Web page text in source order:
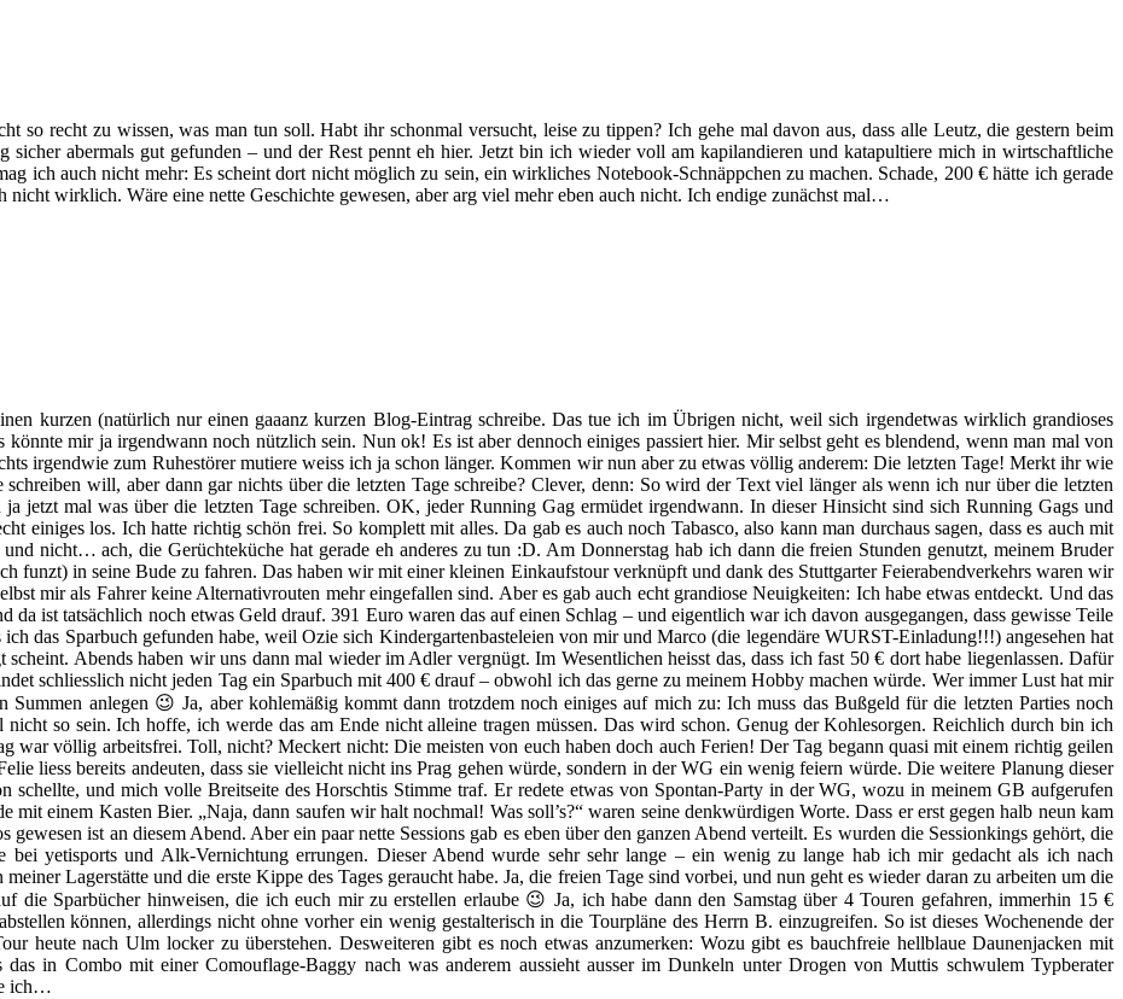
so recht zu wissen, was man tun soll. Habt ihr schonmal versucht, leise zu tippen? Ich gehe mal davon aus, dass alle Leutz, die gestern beim
abermals gut gefunden – und der Rest pennt eh hier. Jetzt bin ich wieder voll am kapilandieren und katapultiere mich in wirtschaftliche
ich auch nicht mehr: Es scheint dort nicht möglich zu sein, ein wirkliches Notebook-Schnäppchen zu machen. Schade, 200 € hätte ich gerade
wirklich. Wäre eine nette Geschichte gewesen, aber arg viel mehr eben auch nicht. Ich endige zunächst mal…
kurzen (natürlich nur einen gaaanz kurzen Blog-Eintrag schreibe. Das tue ich im Übrigen nicht, weil sich irgendetwas wirklich grandioses
mir ja irgendwann noch nützlich sein. Nun ok! Es ist aber dennoch einiges passiert hier. Mir selbst geht es blendend, wenn man mal von
irgendwie zum Ruhestörer mutiere weiss ich ja schon länger. Kommen wir nun aber zu etwas völlig anderem: Die letzten Tage! Merkt ihr wie
will, aber dann gar nichts über die letzten Tage schreibe? Clever, denn: So wird der Text viel länger als wenn ich nur über die letzten
jetzt mal was über die letzten Tage schreiben. OK, jeder Running Gag ermüdet irgendwann. In dieser Hinsicht sind sich Running Gags und
einiges los. Ich hatte richtig schön frei. So komplett mit alles. Da gab es auch noch Tabasco, also kann man durchaus sagen, dass es auch mit
nicht… ach, die Gerüchteküche hat gerade eh anderes zu tun :D. Am Donnerstag hab ich dann die freien Stunden genutzt, meinem Bruder
funzt) in seine Bude zu fahren. Das haben wir mit einer kleinen Einkaufstour verknüpft und dank des Stuttgarter Feierabendverkehrs waren wir
mir als Fahrer keine Alternativrouten mehr eingefallen sind. Aber es gab auch echt grandiose Neuigkeiten: Ich habe etwas entdeckt. Und das
ist tatsächlich noch etwas Geld drauf. 391 Euro waren das auf einen Schlag – und eigentlich war ich davon ausgegangen, dass gewisse Teile
das Sparbuch gefunden habe, weil Ozie sich Kindergartenbasteleien von mir und Marco (die legendäre WURST-Einladung!!!) angesehen hat
Abends haben wir uns dann mal wieder im Adler vergnügt. Im Wesentlichen heisst das, dass ich fast 50 € dort habe liegenlassen. Dafür
schliesslich nicht jeden Tag ein Sparbuch mit 400 € drauf – obwohl ich das gerne zu meinem Hobby machen würde. Wer immer Lust hat mir
Summen anlegen 😉 Ja, aber kohlemäßig kommt dann trotzdem noch einiges auf mich zu: Ich muss das Bußgeld für die letzten Parties noch
so sein. Ich hoffe, ich werde das am Ende nicht alleine tragen müssen. Das wird schon. Genug der Kohlesorgen. Reichlich durch bin ich
war völlig arbeitsfrei. Toll, nicht? Meckert nicht: Die meisten von euch haben doch auch Ferien! Der Tag begann quasi mit einem richtig geilen
liess bereits andeuten, dass sie vielleicht nicht ins Prag gehen würde, sondern in der WG ein wenig feiern würde. Die weitere Planung dieser
und mich volle Breitseite des Horschtis Stimme traf. Er redete etwas von Spontan-Party in der WG, wozu in meinem GB aufgerufen
mit einem Kasten Bier. „Naja, dann saufen wir halt nochmal! Was soll’s?“ waren seine denkwürdigen Worte. Dass er erst gegen halb neun kam
ist an diesem Abend. Aber ein paar nette Sessions gab es eben über den ganzen Abend verteilt. Es wurden die Sessionkings gehört, die
bei yetisports und Alk-Vernichtung errungen. Dieser Abend wurde sehr sehr lange – ein wenig zu lange hab ich mir gedacht als ich nach
Lagerstätte und die erste Kippe des Tages geraucht habe. Ja, die freien Tage sind vorbei, und nun geht es wieder daran zu arbeiten um die
die Sparbücher hinweisen, die ich euch mir zu erstellen erlaube 😉 Ja, ich habe dann den Samstag über 4 Touren gefahren, immerhin 15 €
können, allerdings nicht ohne vorher ein wenig gestalterisch in die Tourpläne des Herrn B. einzugreifen. So ist dieses Wochenende der
heute nach Ulm locker zu überstehen. Desweiteren gibt es noch etwas anzumerken: Wozu gibt es bauchfreie hellblaue Daunenjacken mit
in Combo mit einer Comouflage-Baggy nach was anderem aussieht ausser im Dunkeln unter Drogen von Muttis schwulem Typberater
ich…